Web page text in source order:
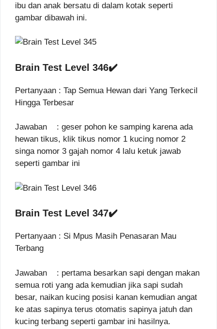
ibu dan anak bersatu di dalam kotak seperti
gambar dibawah ini.
Brain Test Level 346✔️
Pertanyaan : Tap Semua Hewan dari Yang Terkecil
Hingga Terbesar
Jawaban : geser pohon ke samping karena ada
hewan tikus, klik tikus nomor 1 kucing nomor 2
singa nomor 3 gajah nomor 4 lalu ketuk jawab
seperti gambar ini
Brain Test Level 347✔️
Pertanyaan : Si Mpus Masih Penasaran Mau
Terbang
Jawaban : pertama besarkan sapi dengan makan
semua roti yang ada kemudian jika sapi sudah
besar, naikan kucing posisi kanan kemudian angat
ke atas sapinya terus otomatis sapinya jatuh dan
kucing terbang seperti gambar ini hasilnya.